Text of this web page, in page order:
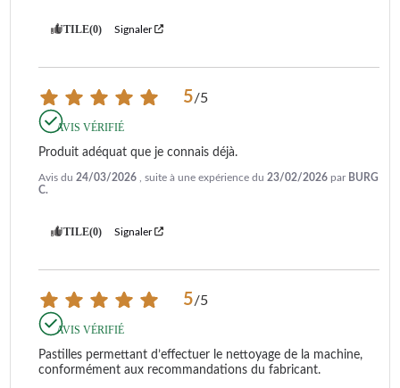
UTILE(0) Signaler
5/5
AVIS VÉRIFIÉ
Produit adéquat que je connais déjà.
Avis du 24/03/2026 , suite à une expérience du 23/02/2026 par BURG
C.
UTILE(0) Signaler
5/5
AVIS VÉRIFIÉ
Pastilles permettant d’effectuer le nettoyage de la machine,
conformément aux recommandations du fabricant.